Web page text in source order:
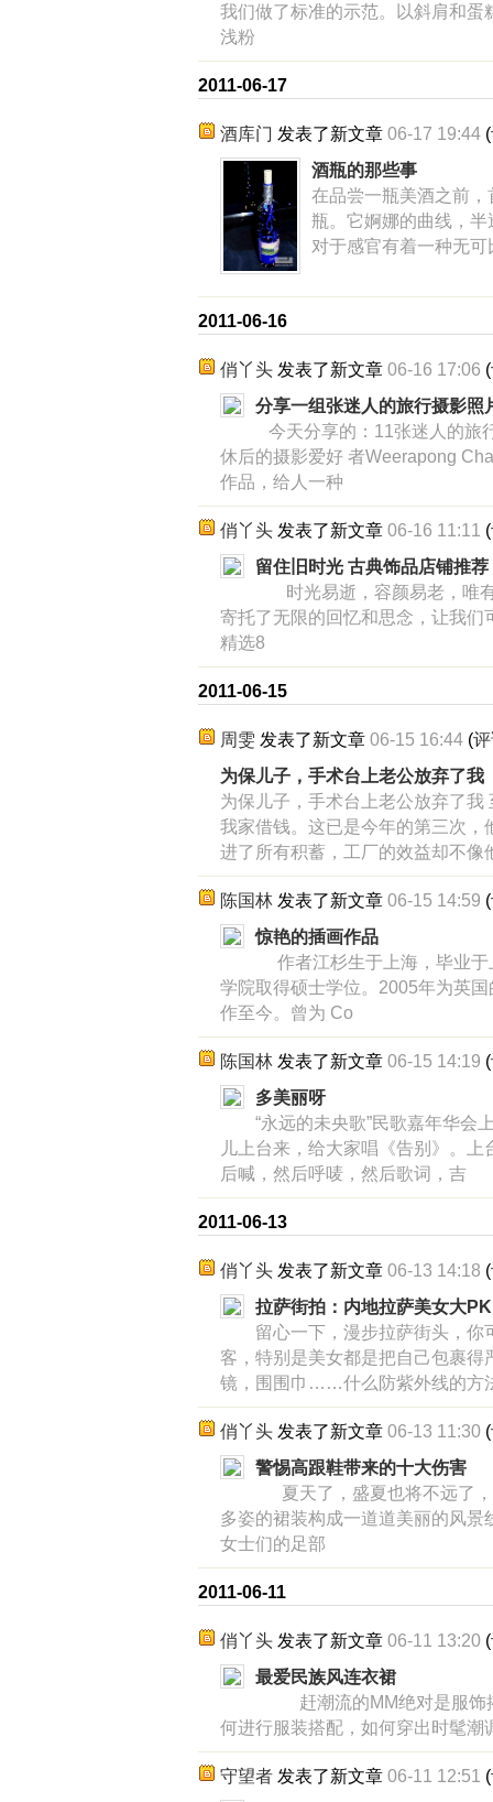
我们做了标准的示范。以斜肩和
浅粉
2011-06-17
酒库门 发表了新文章 06-17 19:44 (
酒瓶的那些事
在品尝一瓶美酒之前
瓶。它婀娜的曲线，
对于感官有着一种无
2011-06-16
俏丫头 发表了新文章 06-16 17:06 (
分享一组张迷人的旅行摄影照
今天分享的：11张迷人的旅
休后的摄影爱好 者Weerapong
作品，给人一种
俏丫头 发表了新文章 06-16 11:11 (
留住旧时光 古典饰品店铺推荐
时光易逝，容颜易老，唯
寄托了无限的回忆和思念，让我
精选8
2011-06-15
周雯 发表了新文章 06-15 16:44 (
为保儿子，手术台上老公放弃了我
为保儿子，手术台上老公放弃了
我家借钱。这已是今年的第三次
进了所有积蓄，工厂的效益却不像
陈国林 发表了新文章 06-15 14:59 (
惊艳的插画作品
作者江杉生于上海，毕业于
学院取得硕士学位。2005年为英
作至今。曾为 Co
陈国林 发表了新文章 06-15 14:19 (
多美丽呀
“永远的未央歌”民歌嘉年华会
儿上台来，给大家唱《告别》。
后喊，然后呼唛，然后歌词，吉
2011-06-13
俏丫头 发表了新文章 06-13 14:18 (
拉萨街拍：内地拉萨美女大PK
留心一下，漫步拉萨街头，
客，特别是美女都是把自己包裹
镜，围围巾……什么防紫外线的方
俏丫头 发表了新文章 06-13 11:30 (
警惕高跟鞋带来的十大伤害
夏天了，盛夏也将不远了，
多姿的裙装构成一道道美丽的风
女士们的足部
2011-06-11
俏丫头 发表了新文章 06-11 13:20 (
最爱民族风连衣裙
赶潮流的MM绝对是服饰
何进行服装搭配，如何穿出时髦潮
守望者 发表了新文章 06-11 12:51 (